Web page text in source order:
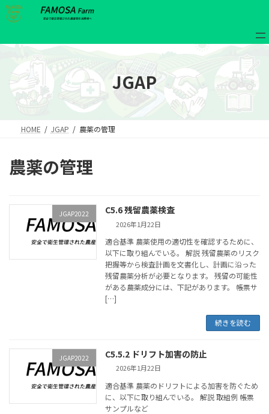
コ
ン
ン
ナ
ビ
ー
リ リ
ン
ク
JGAP
HOME JGAP 農薬の管理
農薬の管理
JGAP2022 C5.6 残留農薬検査
2026年1月22日
適合基準 農薬使用の適切性を確認するために、
以下に取り組んでいる。 解説 残留農薬のリスク
把握等から検査計画を文書化し、計画に沿った
残留農薬分析が必要となります。 残留の可能性
がある農薬成分には、下記があります。 帳票サ
[…]
続きを読む
JGAP2022 C5.5.2 ドリフト加害の防止
2026年1月22日
適合基準 農薬のドリフトによる加害を防ぐため
に、以下に取り組んでいる。 解説 取組例 帳票
サンプルなど